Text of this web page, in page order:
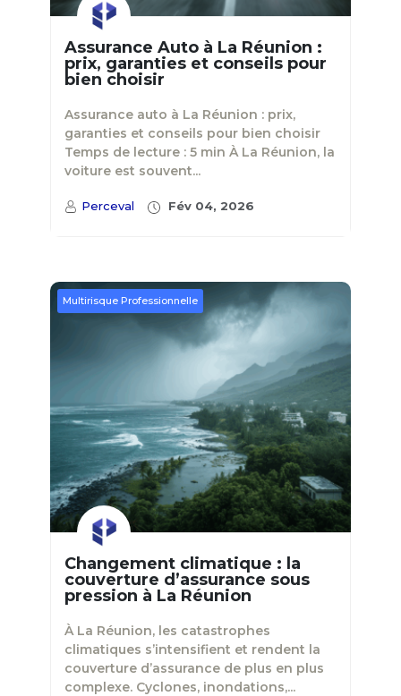
Assurance Auto à La Réunion :
prix, garanties et conseils pour
bien choisir
Assurance auto à La Réunion : prix,
garanties et conseils pour bien choisir
Temps de lecture : 5 min À La Réunion, la
voiture est souvent...
Perceval Fév 04, 2026
Multirisque Professionnelle
Changement climatique : la
couverture d’assurance sous
pression à La Réunion
À La Réunion, les catastrophes
climatiques s’intensifient et rendent la
couverture d’assurance de plus en plus
complexe. Cyclones, inondations,...